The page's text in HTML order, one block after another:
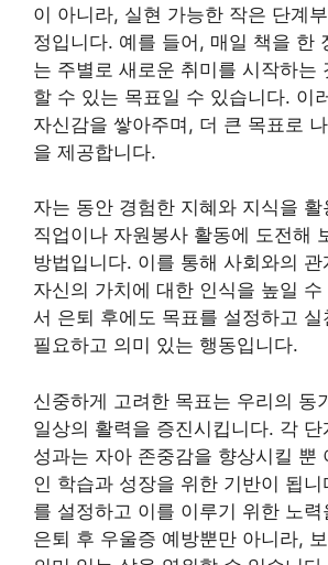
이 아니라, 실현 가능한 작은 단계
정입니다. 예를 들어, 매일 책을 한
는 주별로 새로운 취미를 시작하는
할 수 있는 목표일 수 있습니다. 이
자신감을 쌓아주며, 더 큰 목표로
을 제공합니다.
자는 동안 경험한 지혜와 지식을
직업이나 자원봉사 활동에 도전해
방법입니다. 이를 통해 사회와의
자신의 가치에 대한 인식을 높일
서 은퇴 후에도 목표를 설정하고
필요하고 의미 있는 행동입니다.
신중하게 고려한 목표는 우리의 동
일상의 활력을 증진시킵니다. 각
성과는 자아 존중감을 향상시킬 뿐
인 학습과 성장을 위한 기반이 됩
를 설정하고 이를 이루기 위한 노력
은퇴 후 우울증 예방뿐만 아니라,